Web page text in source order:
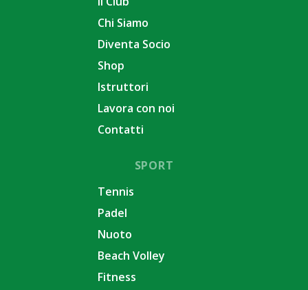
Chi Siamo
Diventa Socio
Shop
Istruttori
Lavora con noi
Contatti
SPORT
Tennis
Padel
Nuoto
Beach Volley
Fitness